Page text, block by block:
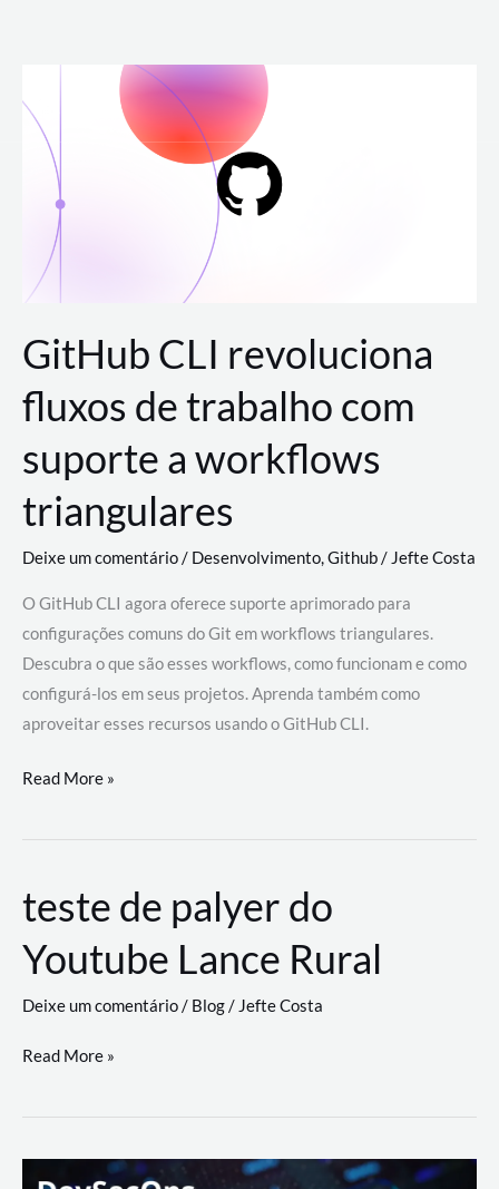
para
conteúdo
GitHub CLI revoluciona
fluxos de trabalho com
suporte a workflows
triangulares
Deixe um comentário/ Desenvolvimento,Github/ Jefte Costa
O GitHub CLI agora oferece suporte aprimorado para
configurações comuns do Git em workflows triangulares.
Descubra o que são esses workflows, como funcionam e como
configurá-los em seus projetos. Aprenda também como
aproveitar esses recursos usando o GitHub CLI.
GitHub
revoluciona
de
trabalho
com
a
workflows
Read More »
teste de palyer do
Youtube Lance Rural
Deixe um comentário/ Blog/ Jefte Costa
teste
palyer
Read More »